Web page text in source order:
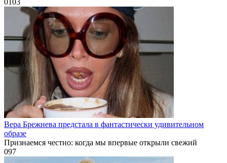
Вера Брежнева предстала в фантастически удивительном
образе
Признаемся честно: когда мы впервые открыли свежий
097